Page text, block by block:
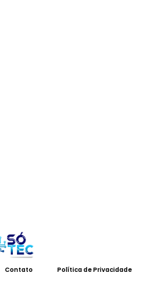
Contato Política de Privacidade